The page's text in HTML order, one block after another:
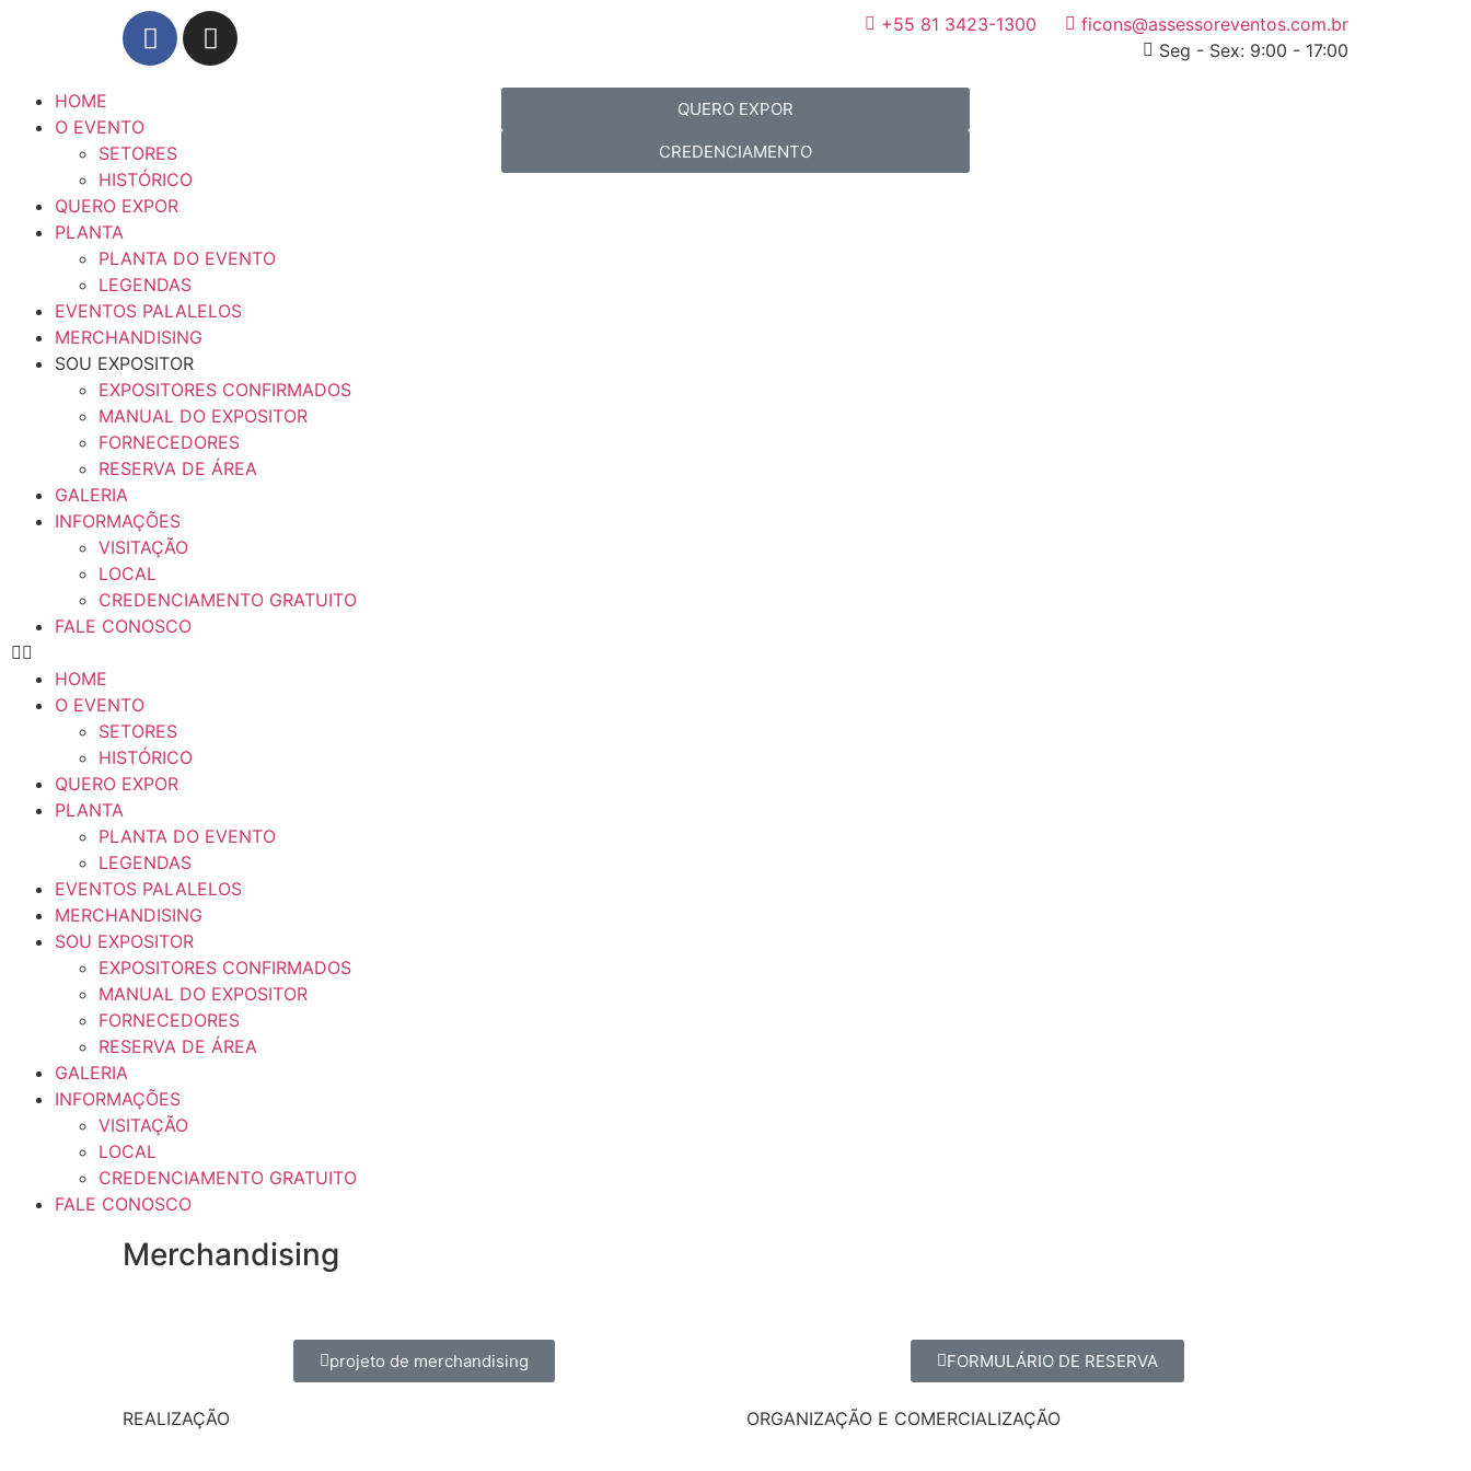
+55 81 3423-1300
ficons@assessoreventos.com.br
Seg - Sex: 9:00 - 17:00
HOME
O EVENTO
SETORES
HISTÓRICO
QUERO EXPOR
PLANTA
PLANTA DO EVENTO
LEGENDAS
EVENTOS PALALELOS
MERCHANDISING
SOU EXPOSITOR
EXPOSITORES CONFIRMADOS
MANUAL DO EXPOSITOR
FORNECEDORES
RESERVA DE ÁREA
GALERIA
INFORMAÇÕES
VISITAÇÃO
LOCAL
CREDENCIAMENTO GRATUITO
FALE CONOSCO
HOME
O EVENTO
SETORES
HISTÓRICO
QUERO EXPOR
PLANTA
PLANTA DO EVENTO
LEGENDAS
EVENTOS PALALELOS
MERCHANDISING
SOU EXPOSITOR
EXPOSITORES CONFIRMADOS
MANUAL DO EXPOSITOR
FORNECEDORES
RESERVA DE ÁREA
GALERIA
INFORMAÇÕES
VISITAÇÃO
LOCAL
CREDENCIAMENTO GRATUITO
FALE CONOSCO
QUERO EXPOR
CREDENCIAMENTO
Merchandising
projeto de merchandising FORMULÁRIO DE RESERVA
REALIZAÇÃO ORGANIZAÇÃO E COMERCIALIZAÇÃO